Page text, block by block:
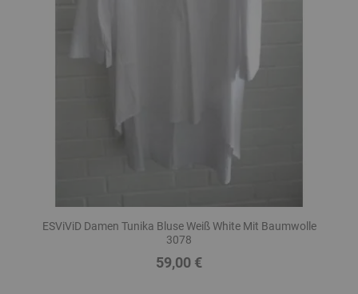
ESViViD Damen Tunika Bluse Weiß White Mit Baumwolle
3078
Preis
59,00 €